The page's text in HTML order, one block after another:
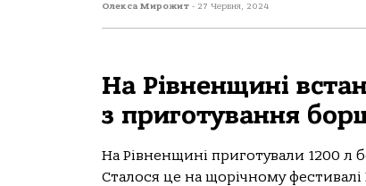
Олекса Мирожит - 27 Червня, 2024
На Рівненщині
з приготування
На Рівненщині приготували 1200 л
Сталося це на щорічному